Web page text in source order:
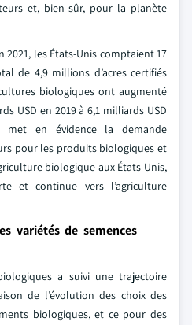
et, bien sûr, pour la planète
2021, les États-Unis comptaient 17
de 4,9 millions d’acres certifiés
biologiques ont augmenté
USD en 2019 à 6,1 milliards USD
met en évidence la demande
pour les produits biologiques et
biologique aux États-Unis,
et continue vers l’agriculture
variétés de semences
a suivi une trajectoire
de l’évolution des choix des
biologiques, et ce pour des